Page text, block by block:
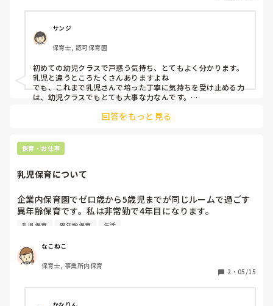
サンジ
保育士, 認可保育園
初めての幼児クラスで戸惑う気持ち、とてもよく分かります。
乳児と違うところたくさんありますよね
でも、これまで乳児さんで培った丁寧に気持ちを受け止める力
は、幼児クラスでもとても大事な力なんです。
私が大切にしているのは、“まず子どもととことん遊ぶこと”で
傾けてくれるようになります。
そこから初めて、言葉も指示も届くようになります。
焦らず、関係づくりを一歩ずつ。
回答をもっと見る
保育・お仕事
乳児保育について
企業内保育園でゼロ歳から5歳児までが同じルームで過ごす
異年齢保育です。私は非常勤で4年目になります。
今年度本社から、乳児保育に力を入れるとのお達しがありま
すめの本などあれば教えて下さい。また、何か心がけている
ことなどありますか？個人的には幼児の方が得意です。
乳児保育 異年齢保育 生活
なこねこ
保育士, 事業所内保育
2 ・ 05/15